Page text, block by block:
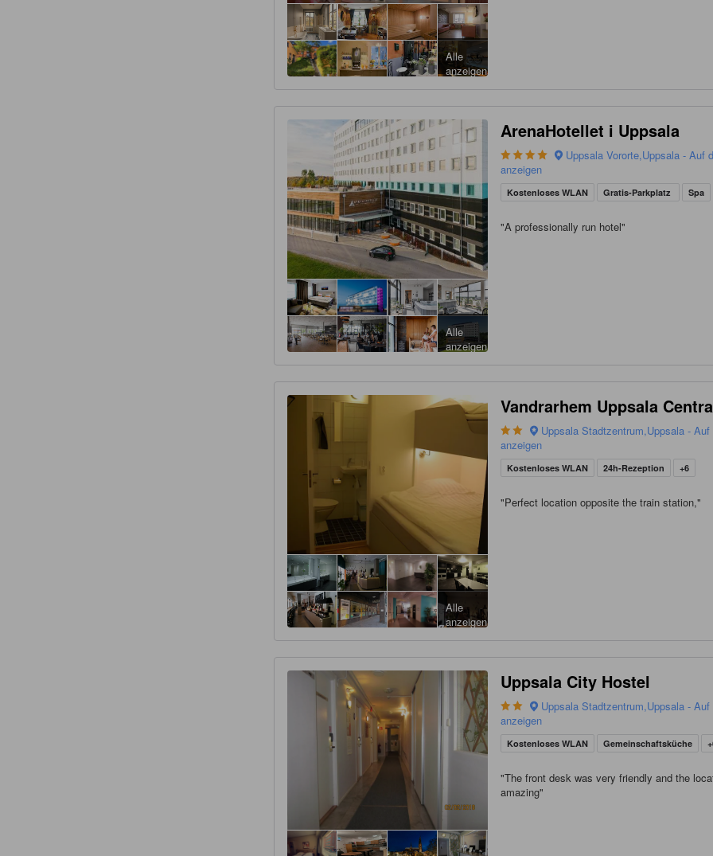
Alle
anzeigen
Alle
anzeigen
ArenaHotellet i Uppsala
Uppsala Vororte,Uppsala - Auf
anzeigen
Kostenloses WLAN Gratis-Parkplatz Spa
"A professionally run hotel"
Alle
anzeigen
Vandrarhem Uppsala
Uppsala Stadtzentrum,Uppsala -
anzeigen
Kostenloses WLAN 24h-Rezeption +6
"Perfect location opposite the train station,"
Uppsala City Hostel
Uppsala Stadtzentrum,Uppsala -
anzeigen
Kostenloses WLAN Gemeinschaftsküche
"The front desk was very friendly and the
amazing"